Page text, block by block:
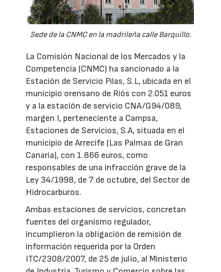
Sede de la CNMC en la madrileña calle Barquillo.
La Comisión Nacional de los Mercados y la
Competencia (CNMC) ha sancionado a la
Estación de Servicio Pilas, S.L, ubicada en el
municipio orensano de Riós con 2.051 euros
y a la estación de servicio CNA/G94/089,
margen I, perteneciente a Campsa,
Estaciones de Servicios, S.A, situada en el
municipio de Arrecife (Las Palmas de Gran
Canaria), con 1.866 euros, como
responsables de una infracción grave de la
Ley 34/1998, de 7 de octubre, del Sector de
Hidrocarburos.
Ambas estaciones de servicios, concretan
fuentes del organismo regulador,
incumplieron la obligación de remisión de
información requerida por la Orden
ITC/2308/2007, de 25 de julio, al Ministerio